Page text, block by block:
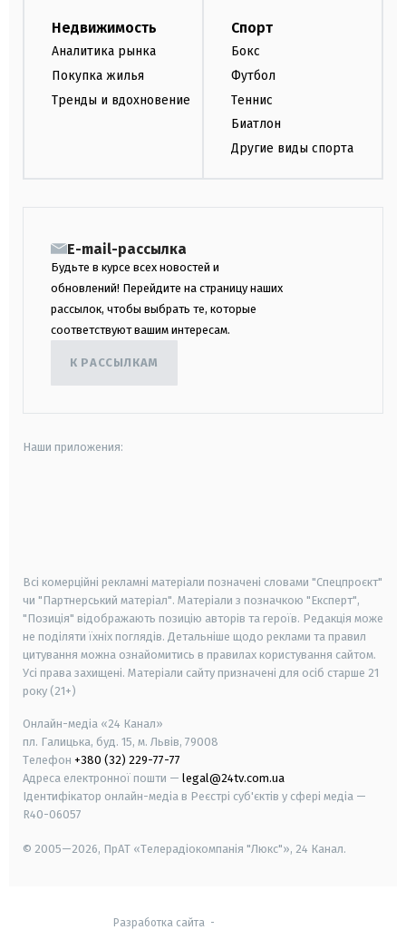
Недвижимость
Аналитика рынка
Покупка жилья
Тренды и вдохновение
Спорт
Бокс
Футбол
Теннис
Биатлон
Другие виды спорта
E-mail-рассылка
Будьте в курсе всех новостей и
обновлений! Перейдите на страницу наших
рассылок, чтобы выбрать те, которые
соответствуют вашим интересам.
К РАССЫЛКАМ
Наши приложения:
Всі комерційні рекламні матеріали позначені словами "Спецпроєкт"
чи "Партнерський матеріал". Матеріали з позначкою "Експерт",
"Позиція" відображають позицію авторів та героїв. Редакція може
не поділяти їхніх поглядів. Детальніше щодо реклами та правил
цитування можна ознайомитись в правилах користування сайтом.
Усі права захищені. Матеріали сайту призначені для осіб старше 21
року (21+)
Онлайн-медіа «24 Канал»
пл. Галицька, буд. 15, м. Львів, 79008
Телефон +380 (32) 229-77-77
Адреса електронної пошти — legal@24tv.com.ua
Ідентифікатор онлайн-медіа в Реєстрі суб'єктів у сфері медіа —
R40-06057
© 2005—2026, ПрАТ «Телерадіокомпанія "Люкс"», 24 Канал.
Разработка сайта -